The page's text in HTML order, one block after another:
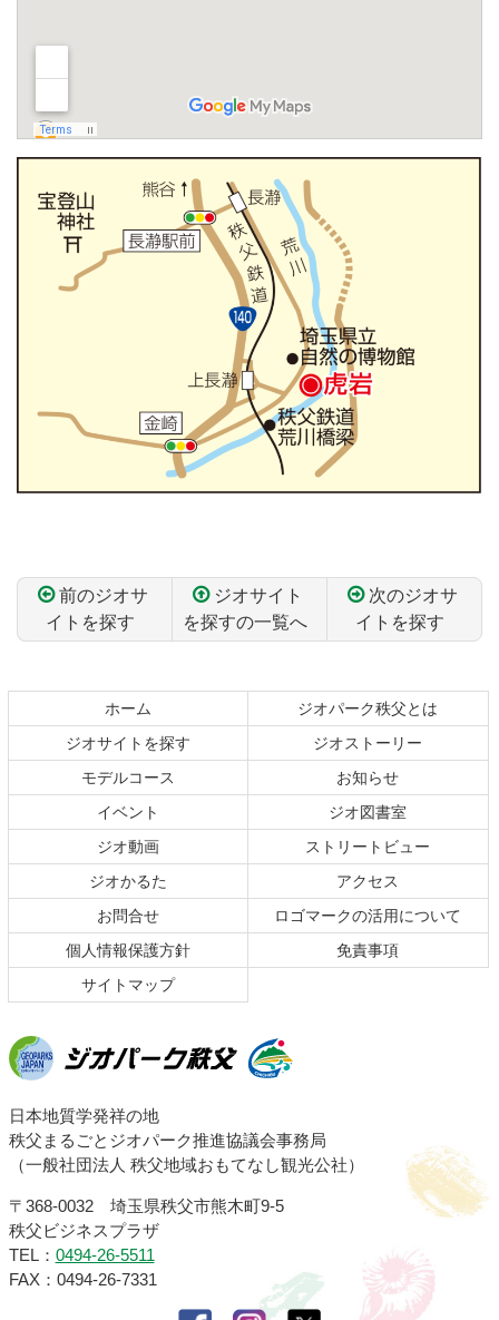
前のジオサ
イトを探す
ジオサイト
を探すの一覧へ
次のジオサ
イトを探す
ン
文
へ
の
へ
ホーム
ジオパーク秩父とは
ジオサイトを探す
ジオストーリー
モデルコース
お知らせ
イベント
ジオ図書室
ジオ動画
ストリートビュー
ジオかるた
アクセス
お問合せ
ロゴマークの活用について
個人情報保護方針
免責事項
サイトマップ
ジオパーク秩父
日本地質学発祥の地
秩父まるごとジオパーク推進協議会事務局
（一般社団法人 秩父地域おもてなし観光公社）
〒368-0032 埼玉県秩父市熊木町9-5
秩父ビジネスプラザ
TEL： 0494-26-5511
FAX：0494-26-7331